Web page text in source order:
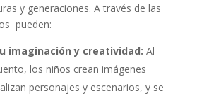
y generaciones. A través de las
pueden:
imaginación y creatividad: Al
los niños crean imágenes
personajes y escenarios, y se